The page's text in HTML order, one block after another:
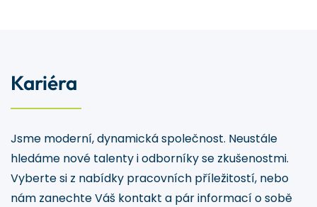
Kariéra
Jsme moderní, dynamická společnost. Neustále
hledáme nové talenty i odborníky se zkušenostmi.
Vyberte si z nabídky pracovních příležitostí, nebo
nám zanechte Váš kontakt a pár informací o sobě